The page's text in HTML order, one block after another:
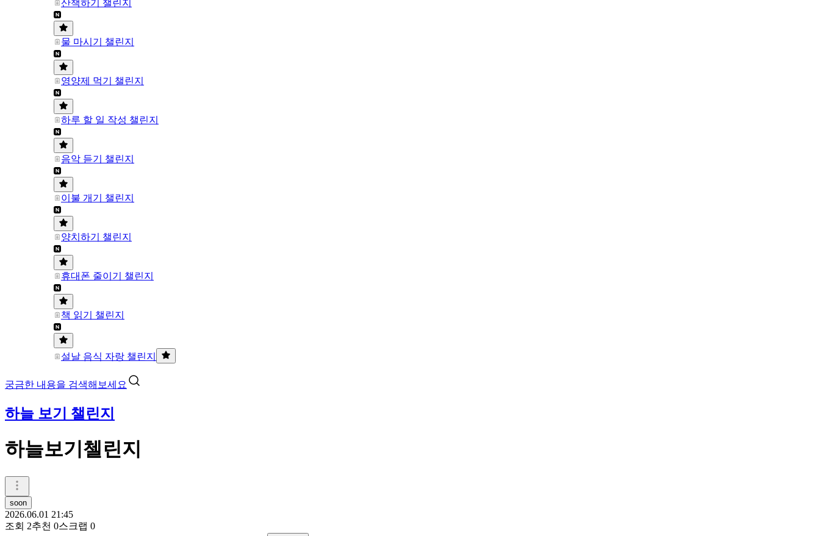
산책하기 챌린지
물 마시기 챌린지
영양제 먹기 챌린지
하루 할 일 작성 챌린지
음악 듣기 챌린지
이불 개기 챌린지
양치하기 챌린지
휴대폰 줄이기 챌린지
책 읽기 챌린지
설날 음식 자랑 챌린지
궁금한 내용을 검색해보세요
하늘 보기 챌린지
하늘보기첼린지
soon
2026.06.01 21:45
조회 2추천 0스크랩 0